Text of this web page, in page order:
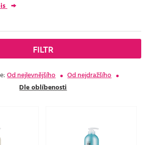
FILTR
Od nejlevnějšího
Od nejdražšího
Dle oblíbenosti